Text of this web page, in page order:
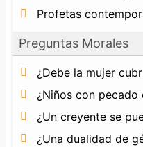
Profetas
Preguntas Morales
¿Debe la mujer
¿Niños con pecado
¿Un creyente se
¿Una dualidad de